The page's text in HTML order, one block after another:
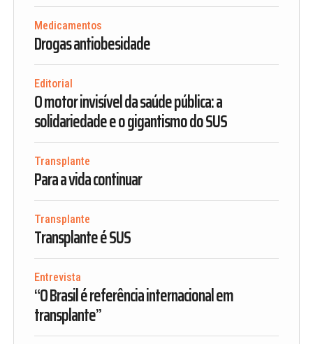
Medicamentos
Drogas antiobesidade
Editorial
O motor invisível da saúde pública: a
solidariedade e o gigantismo do SUS
Transplante
Para a vida continuar
Transplante
Transplante é SUS
Entrevista
“O Brasil é referência internacional em
transplante”